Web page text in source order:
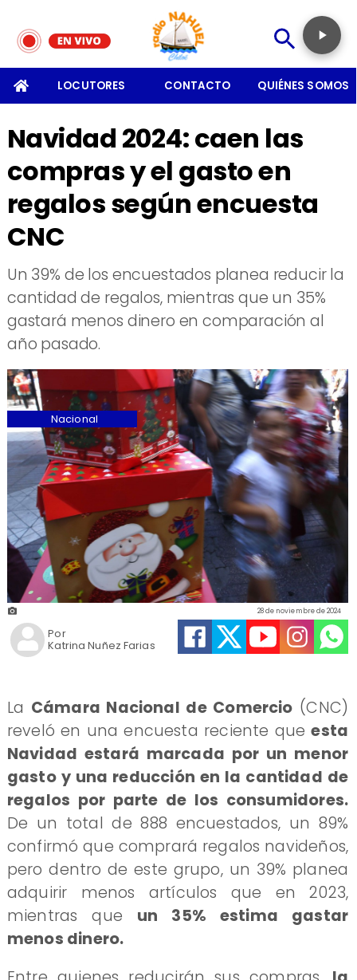
LOCUTORES CONTACTO QUIÉNES SOMOS
Navidad 2024: caen las
compras y el gasto en
regalos según encuesta
CNC
​Un 39% de los encuestados planea reducir la
cantidad de regalos, mientras que un 35%
gastará menos dinero en comparación al
año pasado.
Katrina Nuñez Farias
28 de noviembre de 2024
Nacional
Por
La Cámara Nacional de Comercio (CNC)
reveló en una encuesta reciente queesta
Navidad estará marcada por un menor
gasto y una reducción en la cantidad de
regalos por parte de los consumidores.
De un total de 888 encuestados, un 89%
confirmó que comprará regalos navideños,
pero dentro de este grupo, un 39% planea
adquirir menos artículos que en 2023,
mientras que un 35% estima gastar
menos dinero.